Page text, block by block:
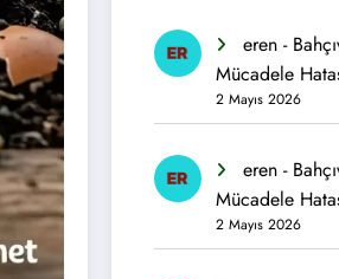
eren -
Mücadele
2 Mayıs 2026
eren -
Mücadele
2 Mayıs 2026